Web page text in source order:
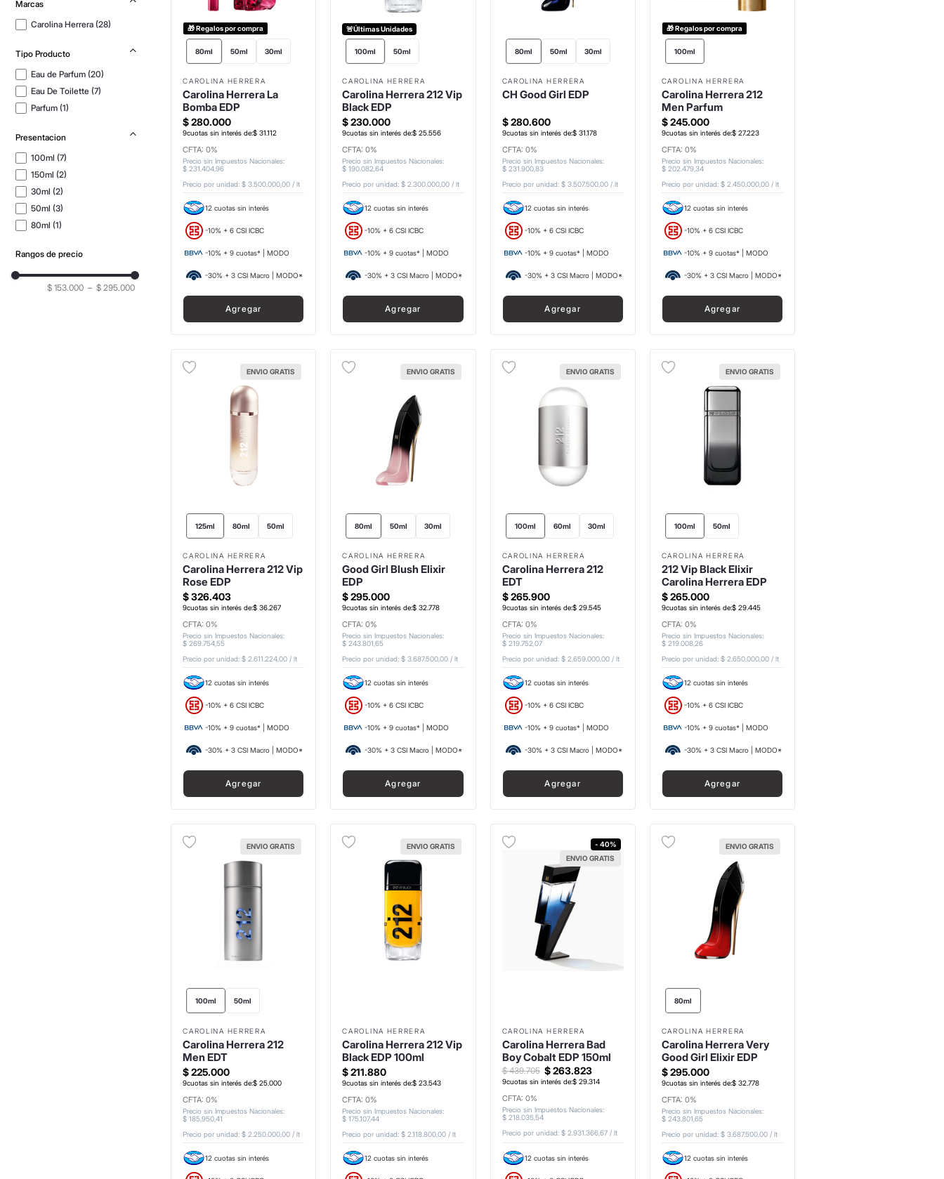
Marcas
Carolina Herrera (28)
Tipo Producto
Eau de Parfum (20)
Eau De Toilette (7)
Parfum (1)
Presentacion
100ml (7)
150ml (2)
30ml (2)
50ml (3)
80ml (1)
Rangos de precio
$ 153.000 – $ 295.000
🎁 Regalos por compra
80ml 50ml 30ml
CAROLINA HERRERA
Carolina Herrera La
Bomba EDP
$280.000
9cuotas sin interés de:$ 31.112
CFTA: 0%
Precio sin Impuestos Nacionales:
$ 231 .404,96
Precio por unidad:$ 3.500.000,00 /lt
12 cuotas sin interés
-10% + 6 CSI ICBC
-10% + 9 cuotas* | MODO
-30% + 3 CSI Macro | MODO*
Agregar
🚨Últimas Unidades
100ml 50ml
CAROLINA HERRERA
Carolina Herrera 212 Vip
Black EDP
$230.000
9cuotas sin interés de:$ 25.556
CFTA: 0%
Precio sin Impuestos Nacionales:
$ 190.082 ,64
Precio por unidad:$ 2.300.000,00 /lt
12 cuotas sin interés
-10% + 6 CSI ICBC
-10% + 9 cuotas* | MODO
-30% + 3 CSI Macro | MODO*
Agregar
80ml 50ml 30ml
CAROLINA HERRERA
CH Good Girl EDP
$ 280.600
9cuotas sin interés de:$ 31178
CFTA: 0%
Precio sin Impuestos Nacionales:
$ 231 900,83
Precio por unidad: $ 3.507.500,00/ lt
12 cuotas sin interés
-10% + 6 CSI ICBC
-10% + 9 cuotas* | MODO
-30% + 3 CSI Macro | MODO*
Agregar
🎁 Regalos por compra
100ml
CAROLINA HERRERA
Carolina Herrera 212
Men Parfum
$245.000
9cuotas sin interés de:$ 27.223
CFTA: 0%
Precio sin Impuestos Nacionales:
$ 202 479,34
Precio por unidad: $ 2.450.000,00/ lt
12 cuotas sin interés
-10% + 6 CSI ICBC
-10% + 9 cuotas* | MODO
-30% + 3 CSI Macro | MODO*
Agregar
ENVIO GRATIS
125ml 80ml 50ml
CAROLINA HERRERA
Carolina Herrera 212 Vip
Rose EDP
$326.403
9cuotas sin interés de:$ 36.267
CFTA: 0%
Precio sin Impuestos Nacionales:
$ 269.754,55
Precio por unidad:$ 2.611.224,00 /lt
12 cuotas sin interés
-10% + 6 CSI ICBC
-10% + 9 cuotas* | MODO
-30% + 3 CSI Macro | MODO*
Agregar
ENVIO GRATIS
80ml 50ml 30ml
CAROLINA HERRERA
Good Girl Blush Elixir
EDP
$295.000
9cuotas sin interés de:$ 32.778
CFTA: 0%
Precio sin Impuestos Nacionales:
$ 243.801 ,65
Precio por unidad:$ 3.687.500,00 /lt
12 cuotas sin interés
-10% + 6 CSI ICBC
-10% + 9 cuotas* | MODO
-30% + 3 CSI Macro | MODO*
Agregar
ENVIO GRATIS
100ml 60ml 30ml
CAROLINA HERRERA
Carolina Herrera 212
EDT
$ 265.900
9cuotas sin interés de:$ 29.545
CFTA: 0%
Precio sin Impuestos Nacionales:
$ 219.752 07
Precio por unidad: $ 2.659.000,00/ lt
12 cuotas sin interés
-10% + 6 CSI ICBC
-10% + 9 cuotas* | MODO
-30% + 3 CSI Macro | MODO*
Agregar
ENVIO GRATIS
100ml 50ml
CAROLINA HERRERA
212 Vip Black Elixir
Carolina Herrera EDP
$265.000
9cuotas sin interés de:$ 29.445
CFTA: 0%
Precio sin Impuestos Nacionales:
$ 219.008,26
Precio por unidad: $ 2.650.000,00/ lt
12 cuotas sin interés
-10% + 6 CSI ICBC
-10% + 9 cuotas* | MODO
-30% + 3 CSI Macro | MODO*
Agregar
ENVIO GRATIS
100ml 50ml
CAROLINA HERRERA
Carolina Herrera 212
Men EDT
$225.000
9cuotas sin interés de:$ 25.000
CFTA: 0%
Precio sin Impuestos Nacionales:
$ 185.950,41
Precio por unidad:$ 2.250.000,00 /lt
12 cuotas sin interés
ENVIO GRATIS
CAROLINA HERRERA
Carolina Herrera 212 Vip
Black EDP 100ml
$211.880
9cuotas sin interés de:$ 23.543
CFTA: 0%
Precio sin Impuestos Nacionales:
$ 175.107,44
Precio por unidad:$ 2.118.800,00 /lt
12 cuotas sin interés
- 40%
ENVIO GRATIS
CAROLINA HERRERA
Carolina Herrera Bad
Boy Cobalt EDP 150ml
$ 263.823
$ 439.705
9cuotas sin interés de:$ 29.314
CFTA: 0%
Precio sin Impuestos Nacionales:
$ 218.035,54
Precio por unidad: $ 2.931.366,67/ lt
12 cuotas sin interés
ENVIO GRATIS
80ml
CAROLINA HERRERA
Carolina Herrera Very
Good Girl Elixir EDP
$295.000
9cuotas sin interés de:$ 32.778
CFTA: 0%
Precio sin Impuestos Nacionales:
$ 243.801 65
Precio por unidad: $ 3.687.500,00/ lt
12 cuotas sin interés